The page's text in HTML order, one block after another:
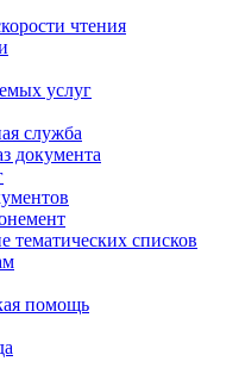
чтения
услуг
служба
документа
тематических списков
помощь